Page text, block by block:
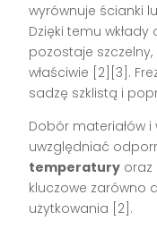
wyrównuje ścianki
Dzięki temu
pozostaje
właściwie [2][3].
sadzę szklistą i
Dobór materiałów
uwzględniać
temperatury oraz
kluczowe zarówno
użytkowania [2].